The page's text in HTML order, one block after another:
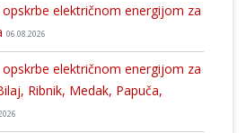
električnom energijom za
06.08.2026
električnom energijom za
Ribnik, Medak, Papuča,